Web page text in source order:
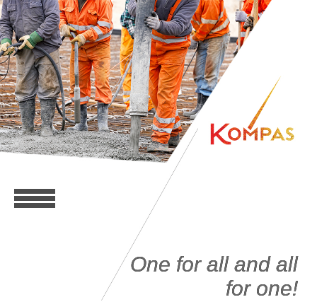
One for all and all
for one!